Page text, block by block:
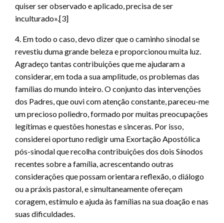
quiser ser observado e aplicado, precisa de ser
inculturado».[3]
4. Em todo o caso, devo dizer que o caminho sinodal se
revestiu duma grande beleza e proporcionou muita luz.
Agradeço tantas contribuições que me ajudaram a
considerar, em toda a sua amplitude, os problemas das
famílias do mundo inteiro. O conjunto das intervenções
dos Padres, que ouvi com atenção constante, pareceu-me
um precioso poliedro, formado por muitas preocupações
legítimas e questões honestas e sinceras. Por isso,
considerei oportuno redigir uma Exortação Apostólica
pós-sinodal que recolha contribuições dos dois Sínodos
recentes sobre a família, acrescentando outras
considerações que possam orientara reflexão, o diálogo
ou a práxis pastoral, e simultaneamente ofereçam
coragem, estímulo e ajuda às famílias na sua doação e nas
suas dificuldades.